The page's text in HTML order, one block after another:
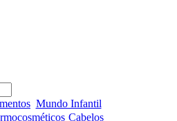
Mundo Infantil
Cabelos